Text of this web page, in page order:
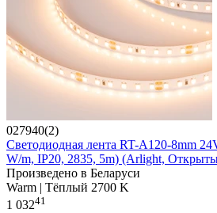
027940(2)
Светодиодная лента RT-A120-8mm
W/m, IP20, 2835, 5m) (Arlight,
Произведено в Беларуси
Warm | Тёплый 2700 K
1 03241